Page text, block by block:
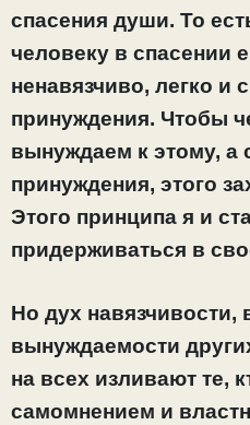
спасения души. То
человеку в спасении
ненавязчиво, легко и
принуждения. Чтобы
вынуждаем к этому, а
принуждения, этого
Этого принципа я и
придерживаться в
Но дух навязчивости,
вынуждаемости
на всех изливают те,
самомнением и